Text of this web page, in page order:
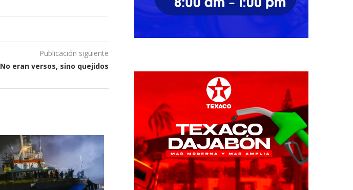
Publicación siguiente
No eran versos, sino quejidos